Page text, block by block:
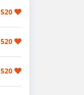
520
520
520